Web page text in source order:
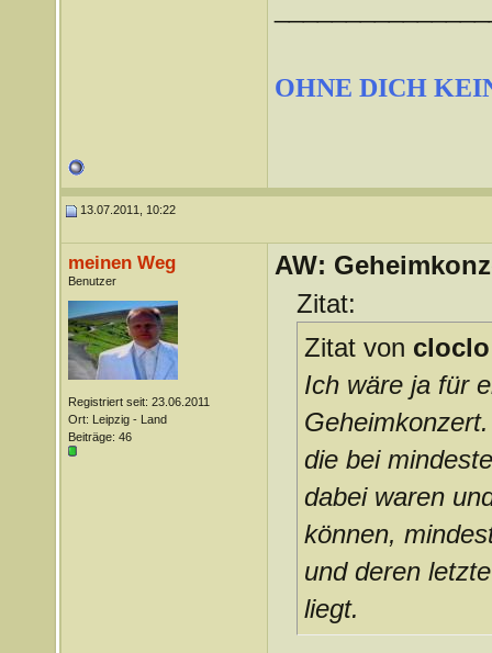
OHNE DICH
13.07.2011, 10:22
meinen Weg
Benutzer
Registriert seit: 23.06.2011
Ort: Leipzig - Land
Beiträge: 46
AW:
Zitat:
Zitat von cloclo
Ich wäre ja für
die bei
dabei waren
können,
und deren
liegt.